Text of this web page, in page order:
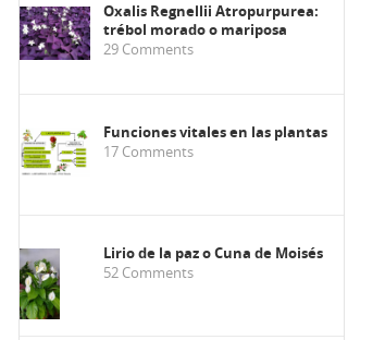
Oxalis Regnellii Atropurpurea:
trébol morado o mariposa
29 Comments
Funciones vitales en las plantas
17 Comments
Lirio de la paz o Cuna de Moisés
52 Comments